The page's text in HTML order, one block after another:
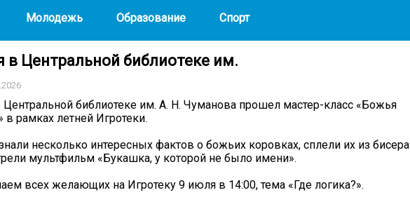
Молодежь Образование Спорт
в Центральной библиотеке им.
библиотеке им. А. Н. Чуманова прошел мастер-класс «Божья
в рамках летней Игротеки.
несколько интересных фактов о божьих коровках, сплели их из бисера
мультфильм «Букашка, у которой не было имени».
всех желающих на Игротеку 9 июля в 14:00, тема «Где логика?».